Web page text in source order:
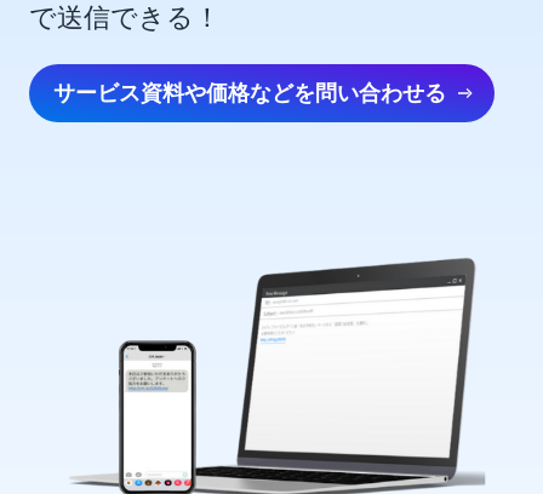
で送信できる！
サービス資料や価格などを問い合わせる